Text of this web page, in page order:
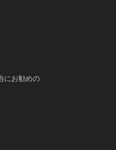
にお勧めの